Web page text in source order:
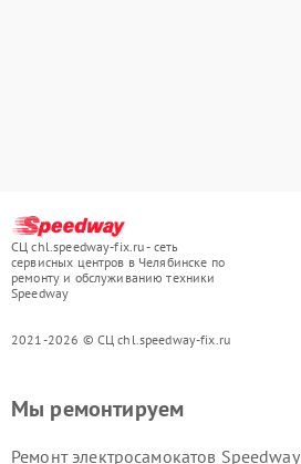
СЦ chl.speedway-fix.ru - сеть
сервисных центров в Челябинске по
ремонту и обслуживанию техники
Speedway
2021-2026 © СЦ chl.speedway-fix.ru
Мы ремонтируем
Ремонт электросамокатов Speedway